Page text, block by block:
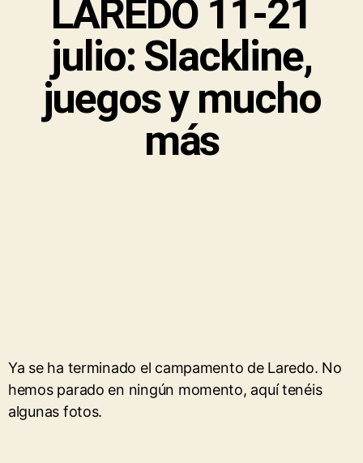
LAREDO 11-21
julio: Slackline,
juegos y mucho
más
Ya se ha terminado el campamento de Laredo. No
hemos parado en ningún momento, aquí tenéis
algunas fotos.